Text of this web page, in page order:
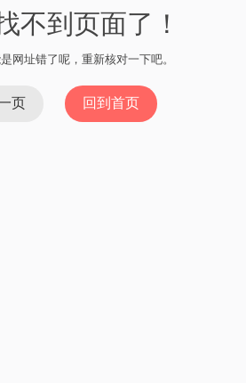
不到页面了！
网址错了呢，重新核对一下吧。
页 回到首页